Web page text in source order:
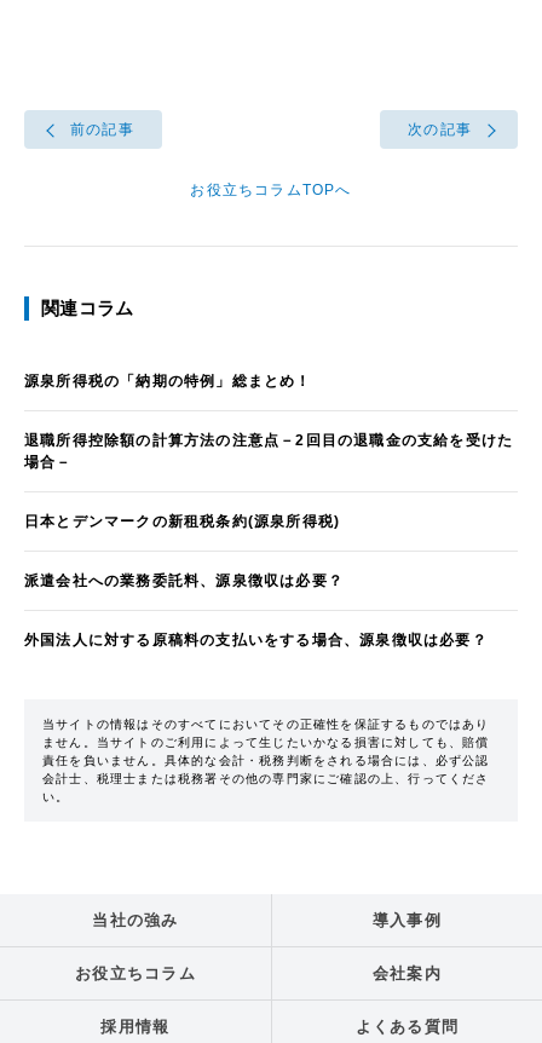
前の記事
お役立ちコラムTOPへ
次の記事
関連コラム
源泉所得税の「納期の特例」総まとめ！
退職所得控除額の計算方法の注意点－2回目の退職金の支給を受けた
場合－
日本とデンマークの新租税条約(源泉所得税)
派遣会社への業務委託料、源泉徴収は必要？
外国法人に対する原稿料の支払いをする場合、源泉徴収は必要？
当サイトの情報はそのすべてにおいてその正確性を保証するものではあり
ません。当サイトのご利用によって生じたいかなる損害に対しても、賠償
責任を負いません。具体的な会計・税務判断をされる場合には、必ず公認
会計士、税理士または税務署その他の専門家にご確認の上、行ってくださ
い。
当社の強み 導入事例
お役立ちコラム 会社案内
採用情報 よくある質問